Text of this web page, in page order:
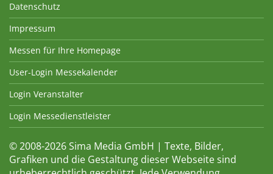
Datenschutz
Impressum
Messen für Ihre Homepage
User-Login Messekalender
Login Veranstalter
Login Messedienstleister
© 2008-2026 Sima Media GmbH | Texte, Bilder,
Grafiken und die Gestaltung dieser Webseite sind